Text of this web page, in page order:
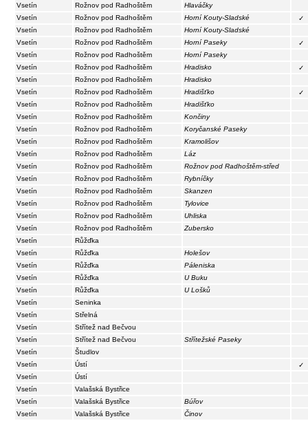
Vsetín
Rožnov pod Radhoštěm
Hlaváčky
Vsetín
Rožnov pod Radhoštěm Horní Kouty-Sladské
✓
Vsetín
Rožnov pod Radhoštěm
Horní Kouty-Sladské
Vsetín
Rožnov pod Radhoštěm Horní Paseky
✓
Vsetín
Rožnov pod Radhoštěm
Horní Paseky
Vsetín
Rožnov pod Radhoštěm Hradisko
✓
Vsetín
Rožnov pod Radhoštěm
Hradisko
Vsetín
Rožnov pod Radhoštěm Hradišťko
✓
Vsetín
Rožnov pod Radhoštěm
Hradišťko
Vsetín
Rožnov pod Radhoštěm
Končiny
Vsetín
Rožnov pod Radhoštěm
Koryčanské Paseky
Vsetín
Rožnov pod Radhoštěm
Kramolišov
Vsetín
Rožnov pod Radhoštěm
Láz
Vsetín
Rožnov pod Radhoštěm
Rožnov pod Radhoštěm-střed
Vsetín
Rožnov pod Radhoštěm
Rybníčky
Vsetín
Rožnov pod Radhoštěm
Skanzen
Vsetín
Rožnov pod Radhoštěm
Tylovice
Vsetín
Rožnov pod Radhoštěm
Uhliska
Vsetín
Rožnov pod Radhoštěm
Zubersko
Vsetín
Růžďka
Vsetín
Růžďka
Holešov
Vsetín
Růžďka
Páleniska
Vsetín
Růžďka
U Buku
Vsetín
Růžďka
U Lošků
Vsetín
Seninka
Vsetín
Střelná
Vsetín
Střítež nad Bečvou
Vsetín
Střítež nad Bečvou
Střítežské Paseky
Vsetín
Študlov
Vsetín
Ústí
✓
Vsetín
Ústí
Vsetín
Valašská Bystřice
Vsetín
Valašská Bystřice
Búřov
Vsetín
Valašská Bystřice
Činov